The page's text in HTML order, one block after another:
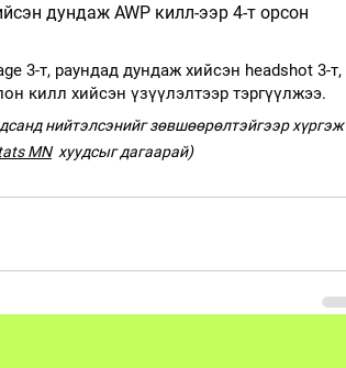
дундаж AWP килл-ээр 4-т орсон
3-т, раундад дундаж хийсэн headshot 3-т,
килл хийсэн үзүүлэлтээр тэргүүлжээ.
нийтэлсэнийг зөвшөөрөлтэйгээр хүргэж
MN хуудсыг дагаарай)